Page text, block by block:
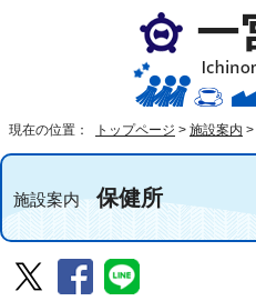
現在の位置： トップページ > 施設案内 >
施設案内保健所